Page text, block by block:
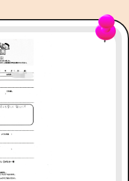
・退去後の貸店舗の片付け
応と良心的な費用で大変助
した♪非常に励みになりま
依頼いただきましてありが
企画 白川